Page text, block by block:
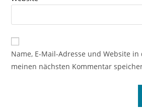
Name, E-Mail-Adresse und Website
meinen nächsten Kommentar